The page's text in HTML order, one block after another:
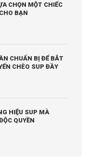
CHỌN MỘT CHIẾC
BẠN
CHUẨN BỊ ĐỂ BẮT
CHÈO SUP ĐẦY
HIỆU SUP MÀ
QUYỀN